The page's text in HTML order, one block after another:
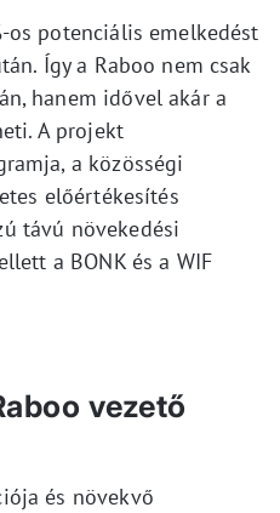
os potenciális emelkedést
Így a Raboo nem csak
hanem idővel akár a
A projekt
a közösségi
előértékesítés
távú növekedési
a BONK és a WIF
vezető
és növekvő